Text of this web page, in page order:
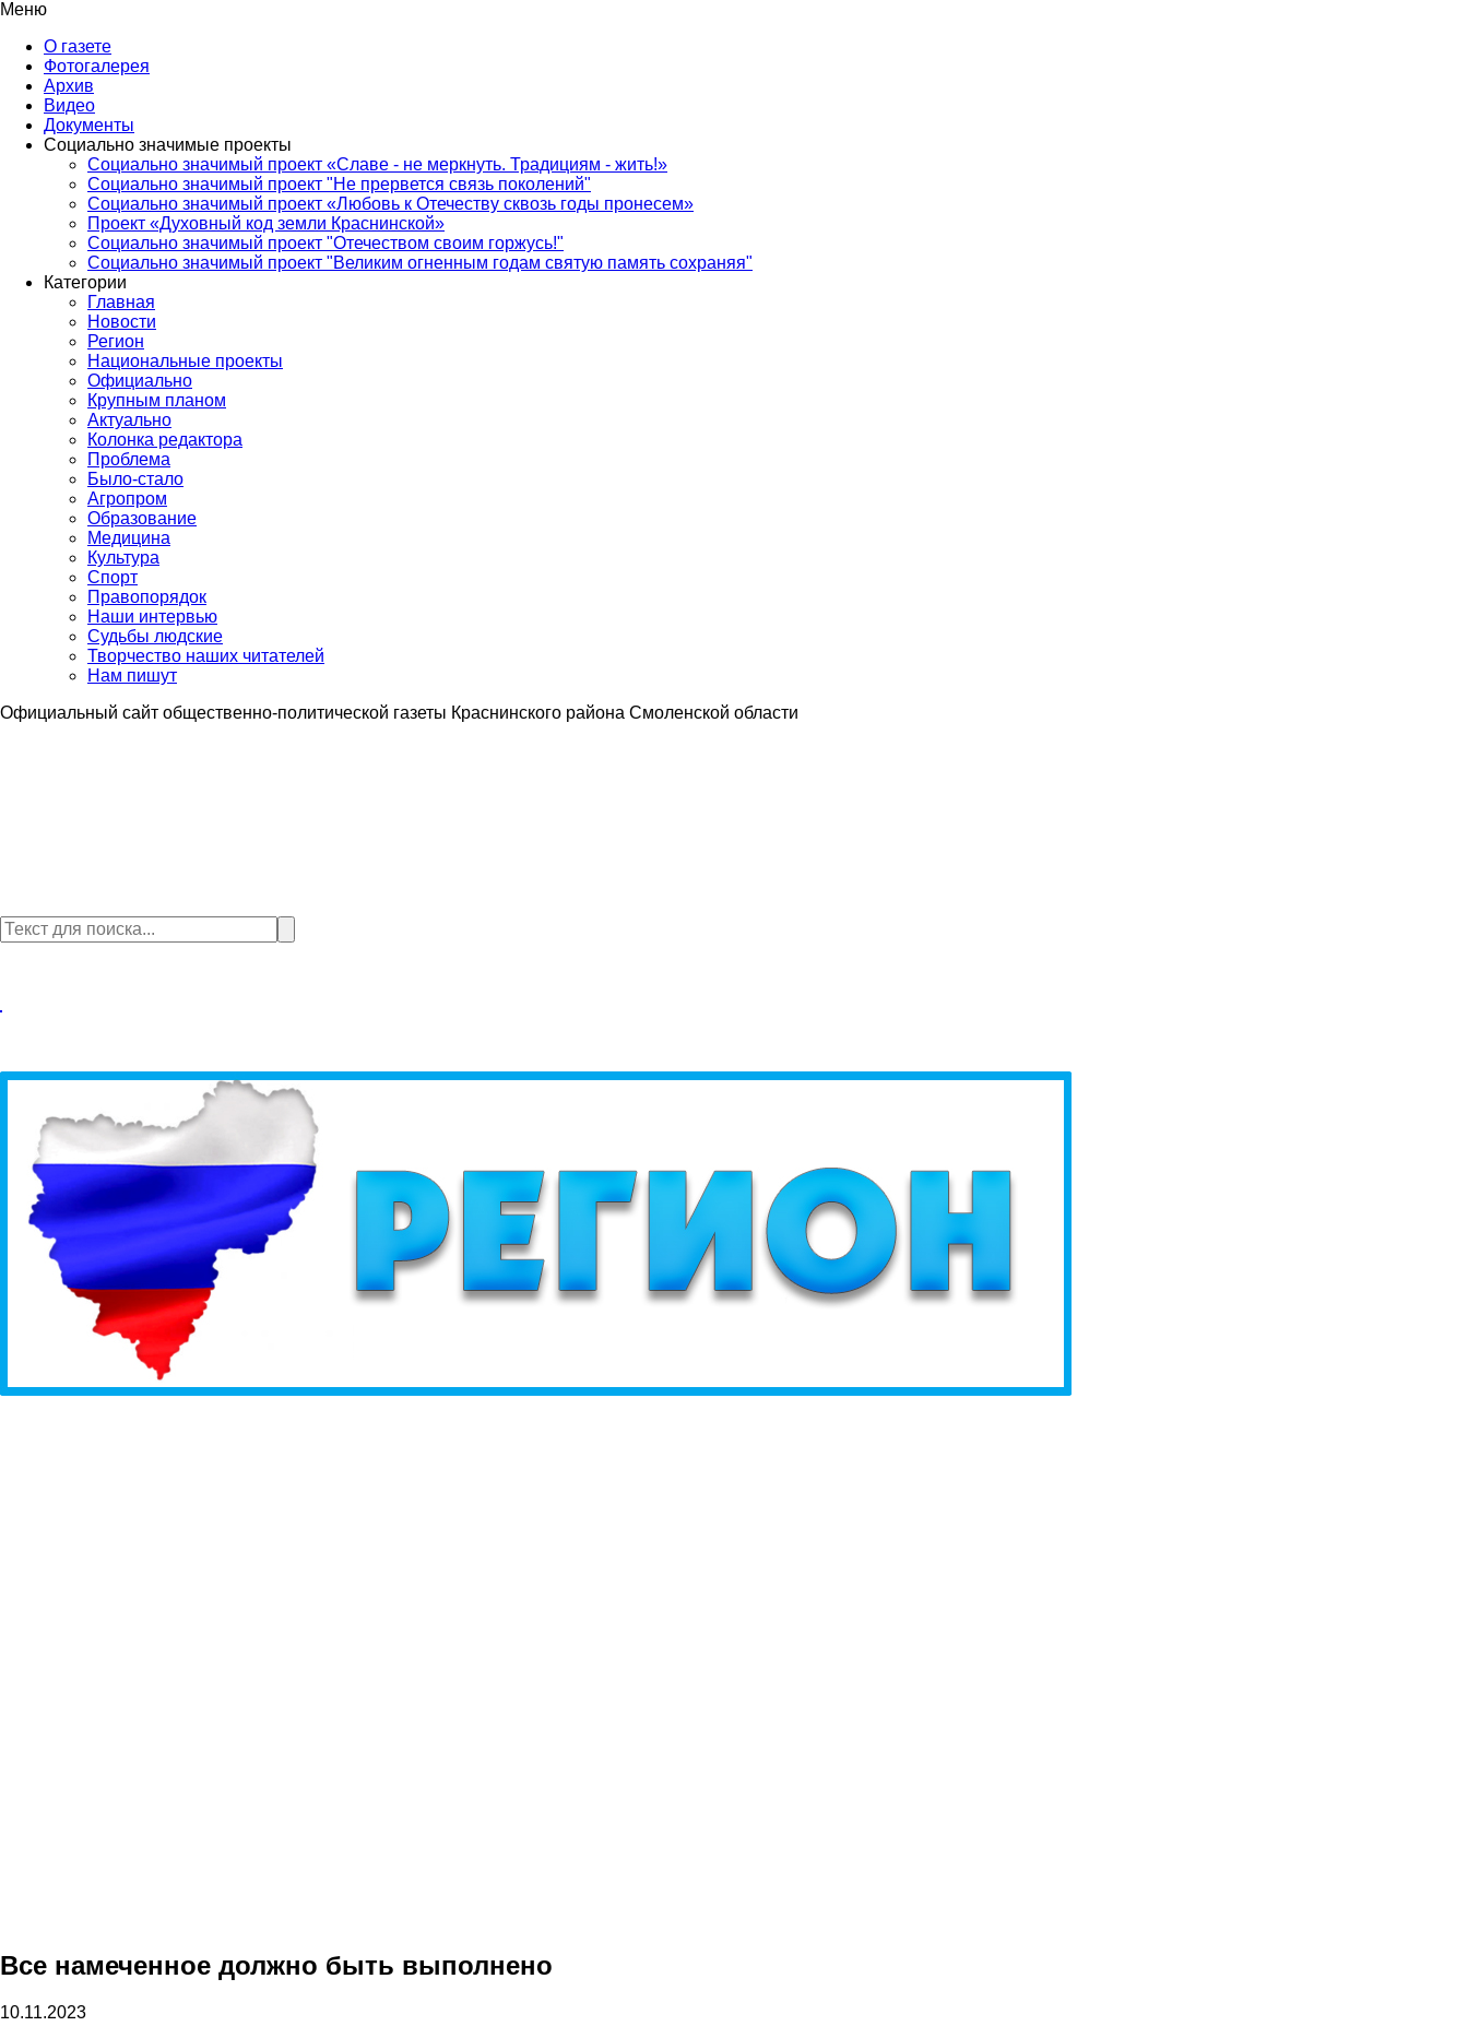
Меню
О газете
Фотогалерея
Архив
Видео
Документы
Социально значимые проекты
Социально значимый проект «Славе - не меркнуть. Традициям - жить!»
Социально значимый проект "Не прервется связь поколений"
Социально значимый проект «Любовь к Отечеству сквозь годы пронесем»
Проект «Духовный код земли Краснинской»
Социально значимый проект "Отечеством своим горжусь!"
Социально значимый проект "Великим огненным годам святую память сохраняя"
Категории
Главная
Новости
Регион
Национальные проекты
Официально
Крупным планом
Актуально
Колонка редактора
Проблема
Было-стало
Агропром
Образование
Медицина
Культура
Спорт
Правопорядок
Наши интервью
Судьбы людские
Творчество наших читателей
Нам пишут
Официальный сайт общественно-политической газеты Краснинского района Смоленской области
Все намеченное должно быть выполнено
10.11.2023